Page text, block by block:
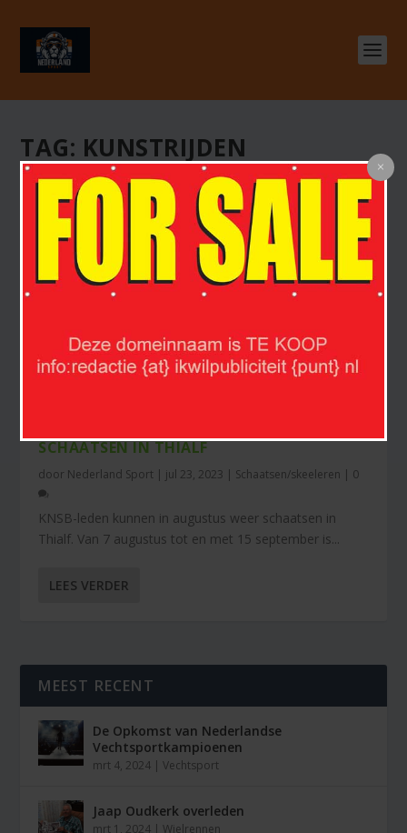
TAG: KUNSTRIJDEN
SCHAATSEN IN THIALF
door Nederland Sport | jul 23, 2023 | Schaatsen/skeeleren | 0
KNSB-leden kunnen in augustus weer schaatsen in
Thialf. Van 7 augustus tot en met 15 september is...
LEES VERDER
MEEST RECENT
De Opkomst van Nederlandse
Vechtsportkampioenen
mrt 4, 2024 |Vechtsport
Jaap Oudkerk overleden
mrt 1, 2024 | Wielrennen